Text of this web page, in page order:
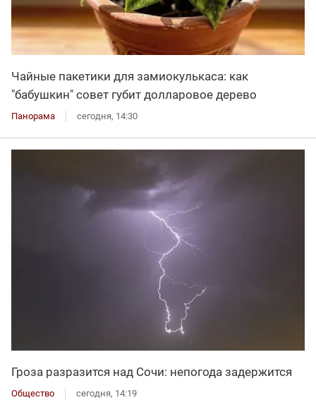
Чайные пакетики для замиокулькаса: как
"бабушкин" совет губит долларовое дерево
Панорама сегодня, 14:30
Гроза разразится над Сочи: непогода задержится
Общество сегодня, 14:19